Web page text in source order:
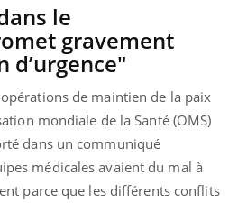
le
gravement
d’urgence"
de maintien de la paix
mondiale de la Santé (OMS)
dans un communiqué
médicales avaient du mal à
parce que les différents conflits